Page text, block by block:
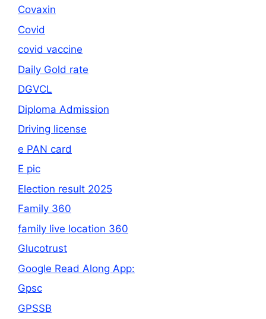
Covaxin
Covid
covid vaccine
Daily Gold rate
DGVCL
Diploma Admission
Driving license
e PAN card
E pic
Election result 2025
Family 360
family live location 360
Glucotrust
Google Read Along App:
Gpsc
GPSSB